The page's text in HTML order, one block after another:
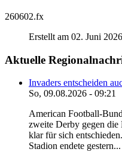
260602.fx
Erstellt am 02. Juni 2026
Aktuelle
Invaders entscheiden
So, 09.08.2026 - 09:21
American Football-
zweite Derby gegen
klar für sich
Stadion endete gestern...